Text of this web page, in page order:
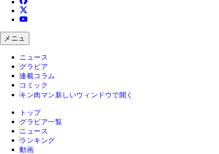
メニュ
ニュース
グラビア
連載コラム
コミック
キン肉マン 新しいウィンドウで開く
トップ
グラビア一覧
ニュース
ランキング
動画